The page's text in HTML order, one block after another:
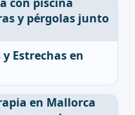
Estrechas en